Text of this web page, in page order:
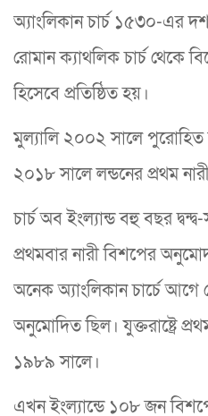
অ্যাংলিকান চার্চ ১৫৩০-এর
রোমান ক্যাথলিক চার্চ থেকে
হিসেবে প্রতিষ্ঠিত হয়।
মুল্যালি ২০০২ সালে পুরোহিত
২০১৮ সালে লন্ডনের প্রথম
চার্চ অব ইংল্যান্ড বহু বছর
প্রথমবার নারী বিশপের
অনেক অ্যাংলিকান চার্চে আগে
অনুমোদিত ছিল। যুক্তরাষ্ট্রে
১৯৮৯ সালে।
এখন ইংল্যান্ডে ১০৮ জন